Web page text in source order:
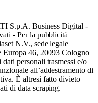
S.p.A. Business Digital -
- Per la pubblicità
N.V., sede legale
Europa 46, 20093 Cologno
personali trasmessi e/o
all’addestramento di
È altresì fatto divieto
di data scraping.